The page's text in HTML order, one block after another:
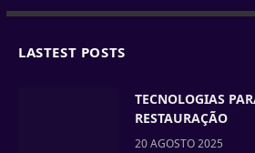
LASTEST POSTS
TECNOLOGIAS
RESTAURAÇÃO
20 AGOSTO 2025